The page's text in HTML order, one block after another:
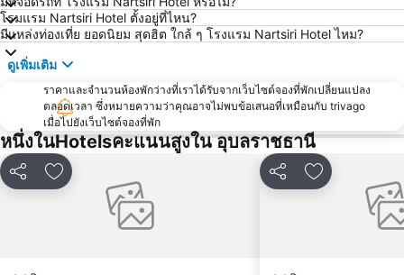
โรมแรม Nartsiri Hotel ตั้งอยู่ที่ไหน?
มีแหล่งท่องเที่ย ยอดนิยม สุดฮิต ใกล้ ๆ โรงแรม Nartsiri Hotel ไหม?
ดูเพิ่มเติม
ราคาและจำนวนห้องพักว่างที่เราได้รับจากเว็บไซต์จองที่พักเปลี่ยนแปลง
ตลอดเวลา ซึ่งหมายความว่าคุณอาจไม่พบข้อเสนอที่เหมือนกับ trivago
เมื่อไปยังเว็บไซต์จองที่พัก
หนึ่งในHotelsคะแนนสูงใน อุบลราชธานี
แชร์ เพิ่มในรายการโปรด แชร์ เพิ่มในรายกา